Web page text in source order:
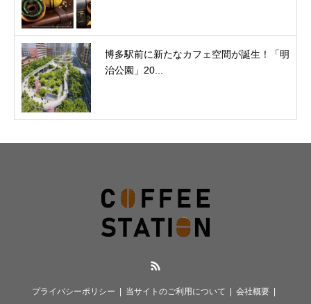
博多駅前に新たなカフェ空間が誕生！「明
治公園」20...
プライバシーポリシー 当サイトのご利用について
会社概要